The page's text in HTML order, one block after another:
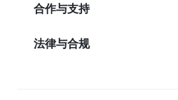
合作与支持
法律与合规